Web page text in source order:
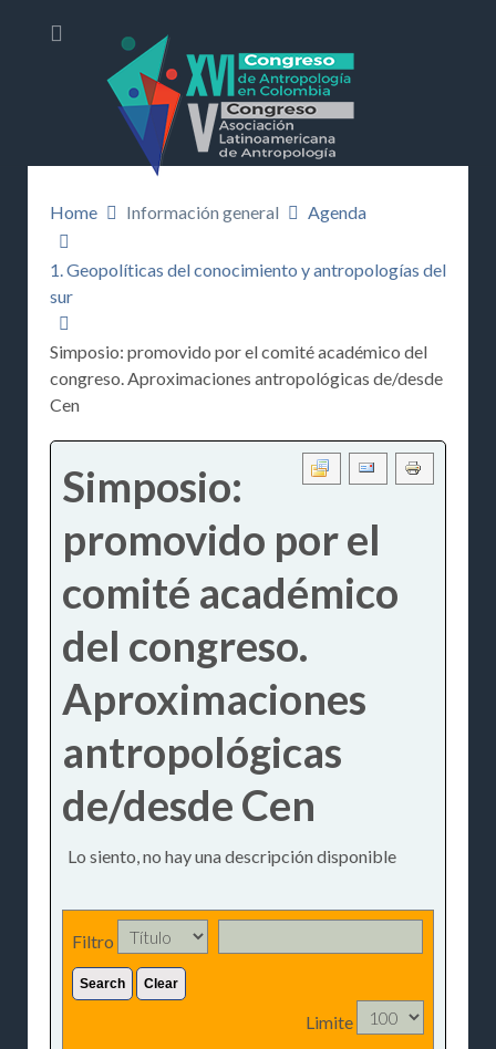
Home Información general Agenda
1. Geopolíticas del conocimiento y antropologías del
sur
Simposio: promovido por el comité académico del
congreso. Aproximaciones antropológicas de/desde
Cen
Simposio:
promovido por el
comité académico
del congreso.
Aproximaciones
antropológicas
de/desde Cen
Lo siento, no hay una descripción disponible
Filtro
Search Clear
Limite